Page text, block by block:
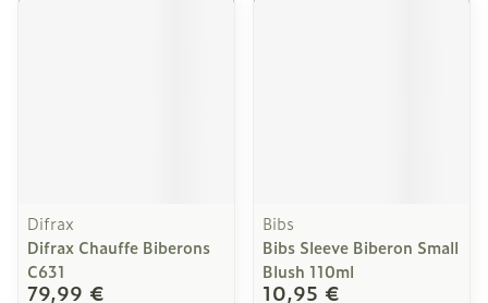
Difrax
Difrax Chauffe Biberons
C631
79,99 €
Bibs
Bibs Sleeve Biberon Small
Blush 110ml
10,95 €